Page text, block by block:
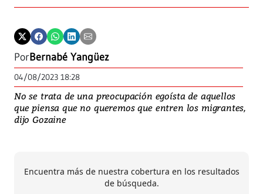
PorBernabé Yangüez
04/08/2023 18:28
No se trata de una preocupación egoísta de aquellos
que piensa que no queremos que entren los migrantes,
dijo Gozaine
Encuentra más de nuestra cobertura en los resultados
de búsqueda.